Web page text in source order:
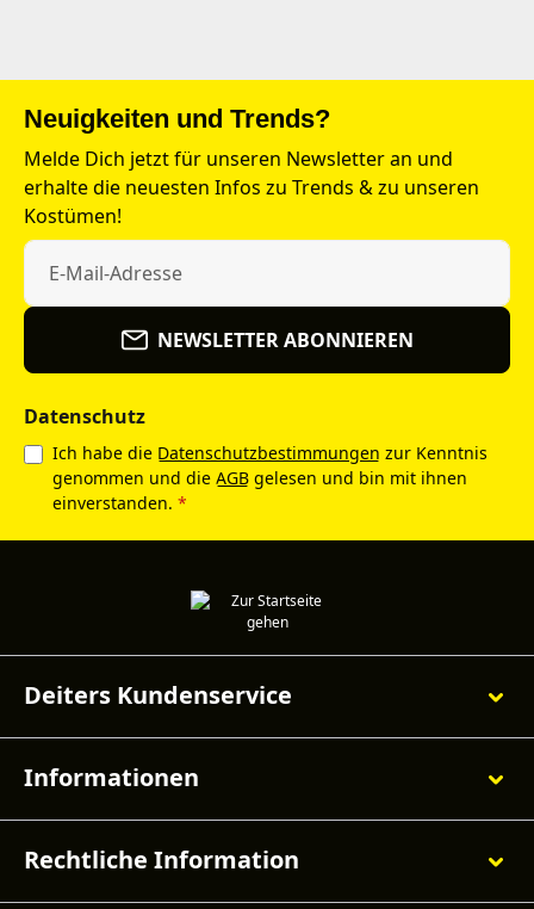
Neuigkeiten und Trends?
Melde Dich jetzt für unseren Newsletter an und
erhalte die neuesten Infos zu Trends & zu unseren
Kostümen!
NEWSLETTER ABONNIEREN
Datenschutz
Ich habe die Datenschutzbestimmungen zur Kenntnis
genommen und die AGB gelesen und bin mit ihnen
einverstanden. *
Deiters Kundenservice
Informationen
Rechtliche Information